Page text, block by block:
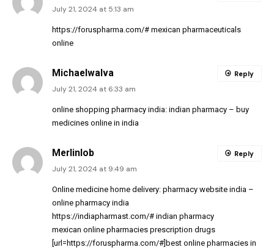
July 21, 2024 at 5:13 am
https://foruspharma.com/# mexican pharmaceuticals
online
MichaelwaIva
July 21, 2024 at 6:33 am
online shopping pharmacy india: indian pharmacy – buy
medicines online in india
Reply
Merlinlob
July 21, 2024 at 9:49 am
Online medicine home delivery: pharmacy website india –
online pharmacy india
https://indiapharmast.com/# indian pharmacy
mexican online pharmacies prescription drugs
[url=https://foruspharma.com/#]best online pharmacies in
Reply